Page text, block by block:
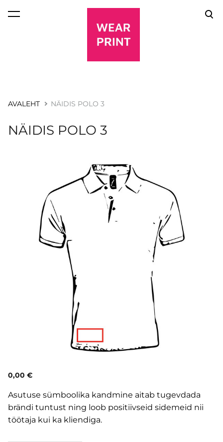
lisati ostukorvi.
AVALEHT NÄIDIS POLO 3
NÄIDIS POLO 3
0,00 €
Asutuse sümboolika kandmine aitab tugevdada
brändi tuntust ning loob positiivseid sidemeid nii
töötaja kui ka kliendiga.